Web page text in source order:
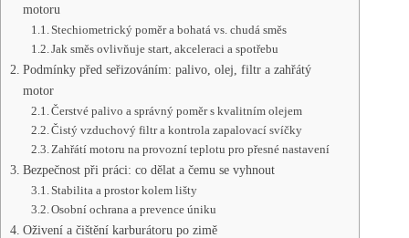
motoru
Stechiometrický poměr a bohatá vs. chudá směs
Jak směs ovlivňuje start, akceleraci a spotřebu
Podmínky před seřizováním: palivo, olej, filtr a zahřátý
motor
Čerstvé palivo a správný poměr s kvalitním olejem
Čistý vzduchový filtr a kontrola zapalovací svíčky
Zahřátí motoru na provozní teplotu pro přesné nastavení
Bezpečnost při práci: co dělat a čemu se vyhnout
Stabilita a prostor kolem lišty
Osobní ochrana a prevence úniku
Oživení a čištění karburátoru po zimě